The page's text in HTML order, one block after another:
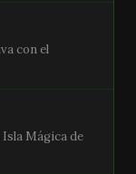
con el
Mágica de